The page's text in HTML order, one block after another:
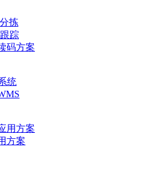
拣
踪
码方案
统
用方案
方案